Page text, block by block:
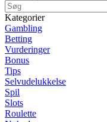
Kategorier
Gambling
Betting
Vurderinger
Bonus
Tips
Selvudelukkelse
Spil
Slots
Roulette